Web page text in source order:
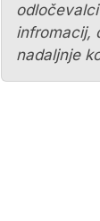
infromacij,
nadaljnje